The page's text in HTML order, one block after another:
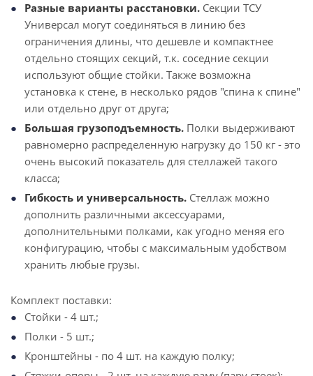
Разные варианты расстановки. Секции ТСУ
Универсал могут соединяться в линию без
ограничения длины, что дешевле и компактнее
отдельно стоящих секций, т.к. соседние секции
используют общие стойки. Также возможна
установка к стене, в несколько рядов "спина к спине"
или отдельно друг от друга;
Большая грузоподъемность. Полки выдерживают
равномерно распределенную нагрузку до 150 кг - это
очень высокий показатель для стеллажей такого
класса;
Гибкость и универсальность. Стеллаж можно
дополнить различными аксессуарами,
дополнительными полками, как угодно меняя его
конфигурацию, чтобы с максимальным удобством
хранить любые грузы.
Комплект поставки:
Стойки - 4 шт.;
Полки - 5 шт.;
Кронштейны - по 4 шт. на каждую полку;